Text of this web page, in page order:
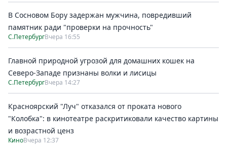
В Сосновом Бору задержан мужчина, повредивший
памятник ради "проверки на прочность"
С.ПетербургВчера 16:55
Главной природной угрозой для домашних кошек на
Северо-Западе признаны волки и лисицы
С.ПетербургВчера 14:27
Красноярский "Луч" отказался от проката нового
"Колобка": в кинотеатре раскритиковали качество картины
и возрастной ценз
КиноВчера 12:37